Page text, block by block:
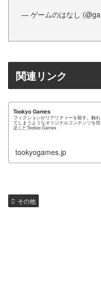
— ゲームのはなし
関連リンク
Tookyo Games
フィクションがリアリティーを殺す。触
てしまうようなオリジナルコンテンツを
足したTookyo Games
tookyogames.jp
その他